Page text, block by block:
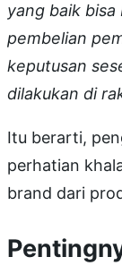
yang baik
pembelian
keputusan
dilakukan di
Itu berarti,
perhatian
brand dari